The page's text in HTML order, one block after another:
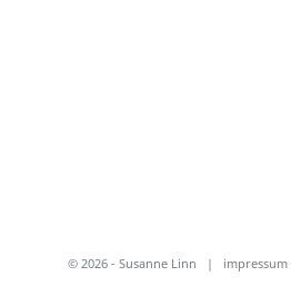
© 2026 - Susanne Linn |